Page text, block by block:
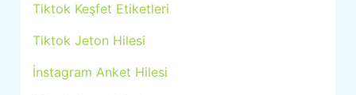
Tiktok Keşfet Etiketleri
Tiktok Jeton Hilesi
İnstagram Anket Hilesi